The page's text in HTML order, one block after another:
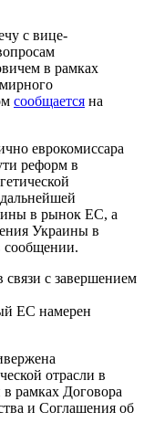
с вице-
в рамках
сообщается на
еврокомиссара
реформ в
в рынок ЕС, а
Украины в
сообщении.
связи с завершением
ЕС намерен
отрасли в
в рамках Договора
и Соглашения об